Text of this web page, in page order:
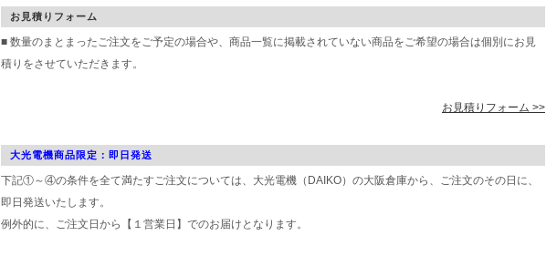
お見積りフォーム
■ 数量のまとまったご注文をご予定の場合や、商品一覧に掲載されていない商品をご希望の場合は個別にお見
積りをさせていただきます。
お見積りフォーム >>
大光電機商品限定：即日発送
下記①～④の条件を全て満たすご注文については、大光電機（DAIKO）の大阪倉庫から、ご注文のその日に、
即日発送いたします。
例外的に、ご注文日から【１営業日】でのお届けとなります。